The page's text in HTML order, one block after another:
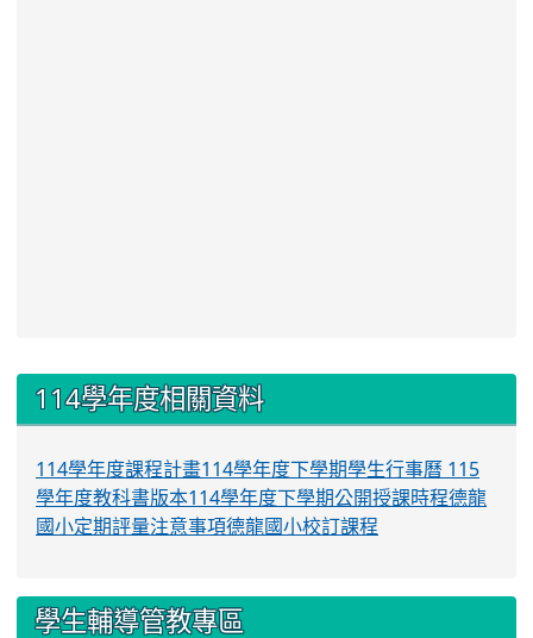
::: 114學年度相關資料
114學年度課程計畫114學年度下學期學生行事曆 115
學年度教科書版本114學年度下學期公開授課時程德龍
國小定期評量注意事項德龍國小校訂課程
學生輔導管教專區